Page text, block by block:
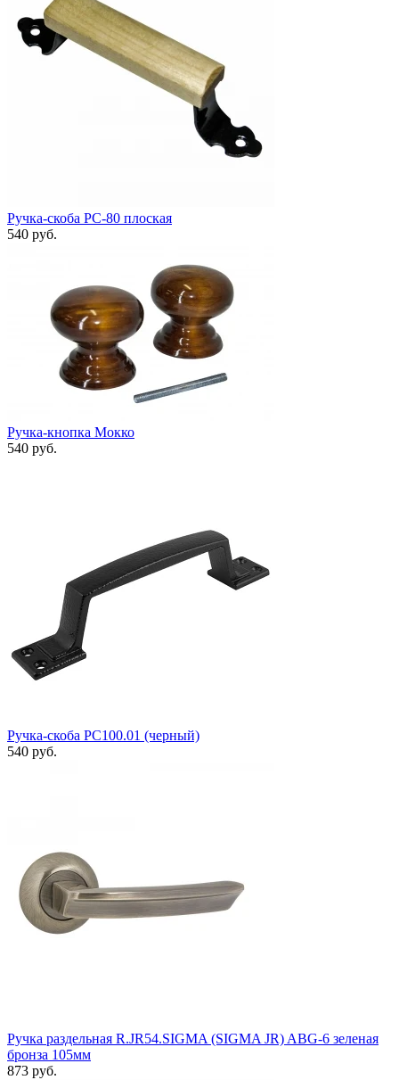
Ручка-скоба РС-80 плоская
540 руб.
Ручка-кнопка Мокко
540 руб.
Ручка-скоба РС100.01 (черный)
540 руб.
Ручка раздельная R.JR54.SIGMA (SIGMA JR) ABG-6 зеленая
бронза 105мм
873 руб.